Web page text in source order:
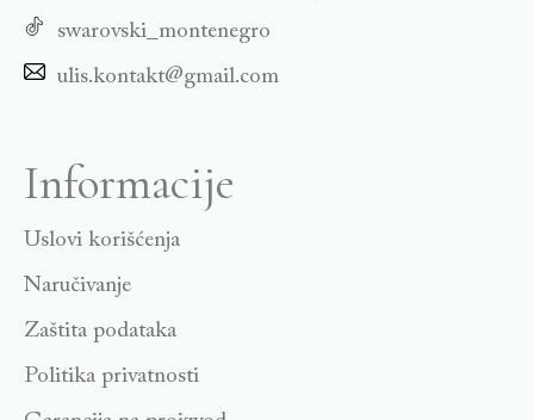
swarovski_montenegro
ulis.kontakt@gmail.com
Informacije
Uslovi korišćenja
Naručivanje
Zaštita podataka
Politika privatnosti